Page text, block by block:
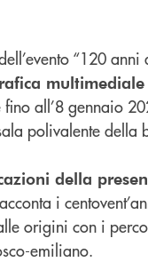
“120 anni
multimediale
fino all’8 gennaio
polivalente della
della
i
origini con i
emiliano.